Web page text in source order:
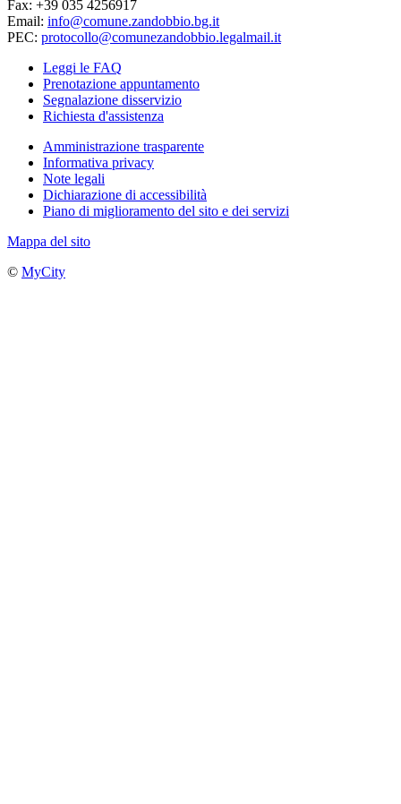
Fax: +39 035 4256917
Email: info@comune.zandobbio.bg.it
PEC: protocollo@comunezandobbio.legalmail.it
Leggi le FAQ
Prenotazione appuntamento
Segnalazione disservizio
Richiesta d'assistenza
Amministrazione trasparente
Informativa privacy
Note legali
Dichiarazione di accessibilità
Piano di miglioramento del sito e dei servizi
Mappa del sito
© MyCity